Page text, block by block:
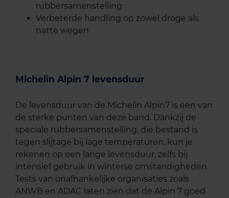
rubbersamenstelling
Verbeterde handling op zowel droge als
natte wegen
Michelin Alpin 7 levensduur
De levensduur van de Michelin Alpin7 is een van
de sterke punten van deze band. Dankzij de
speciale rubbersamenstelling, die bestand is
tegen slijtage bij lage temperaturen, kun je
rekenen op een lange levensduur, zelfs bij
intensief gebruik in winterse omstandigheden.
Tests van onafhankelijke organisaties zoals
ANWB en ADAC laten zien dat de Alpin 7 goed